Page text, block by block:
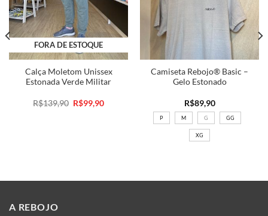
FORA DE ESTOQUE
Calça Moletom Unissex
Estonada Verde Militar
R$139,90 O
preço
R$99,90O
Camiseta Rebojo® Basic –
Gelo Estonado
R$89,90
P M G GG
XG
A REBOJO